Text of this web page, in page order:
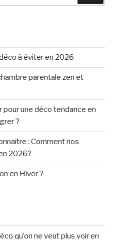
à éviter en 2026
parentale zen et
pour une déco tendance en
?
: Comment nos
2026?
en Hiver ?
qu’on ne veut plus voir en